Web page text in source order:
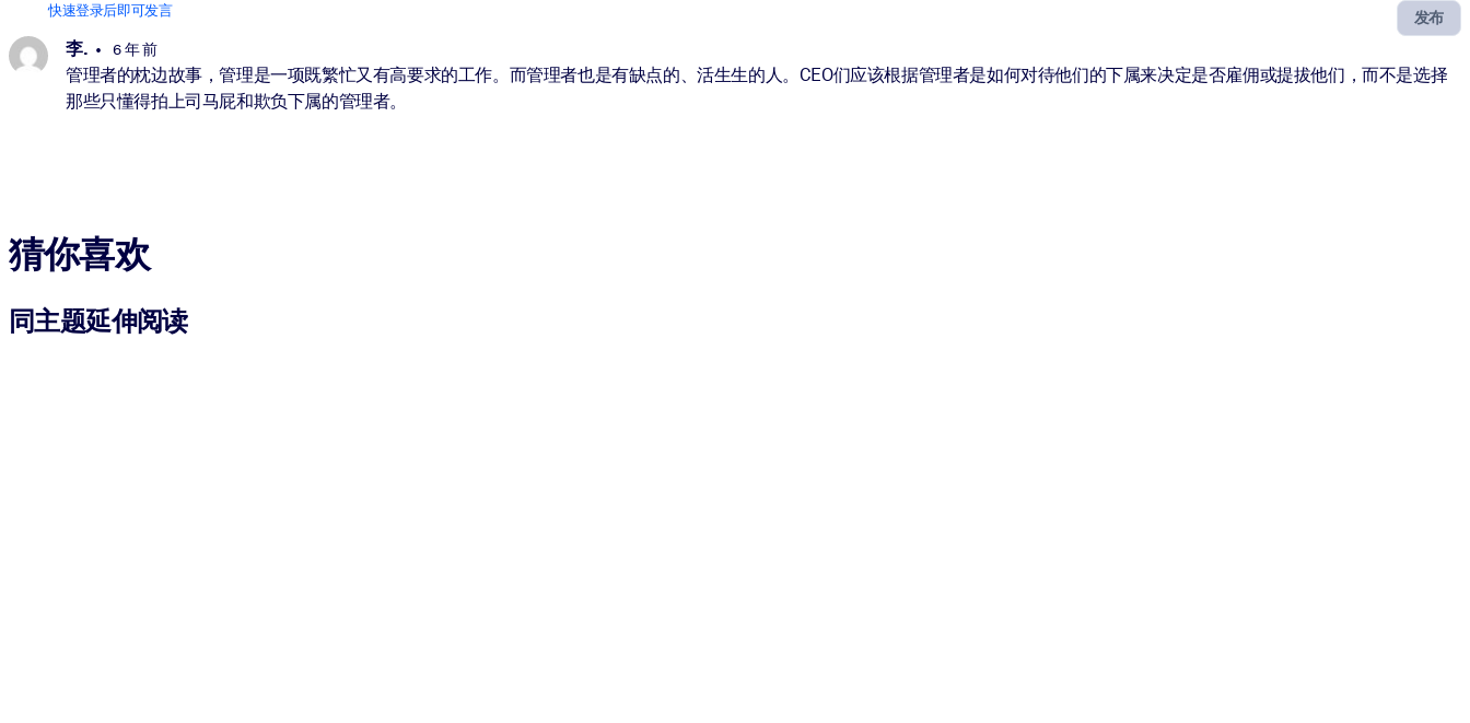
发布
快速登录后即可发言
李. 6 年 前
管理者的枕边故事，管理是一项既繁忙又有高要求的工作。而管理者也是有缺点的、活生生的人。CEO们应该根据管理者是如何对待他们的下属来决定是否雇佣或提拔他们，而不是选择
那些只懂得拍上司马屁和欺负下属的管理者。
猜你喜欢
同主题延伸阅读